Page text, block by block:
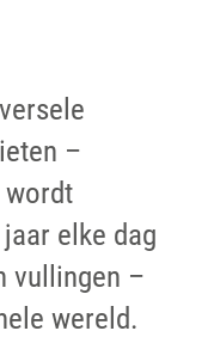
–
wordt
elke dag
vullingen –
wereld.